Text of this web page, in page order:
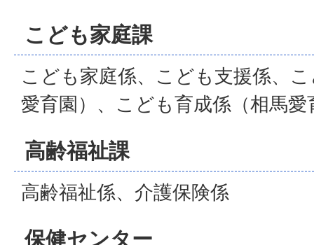
こども家庭課
こども家庭係、こども支援係、
愛育園）、こども育成係（相馬愛
高齢福祉課
高齢福祉係、介護保険係
保健センター